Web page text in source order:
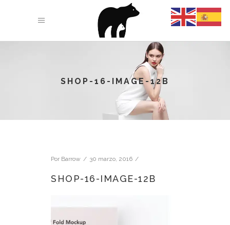
SHOP-16-IMAGE-12B
Por Barrow 30 marzo, 2016
SHOP-16-IMAGE-12B